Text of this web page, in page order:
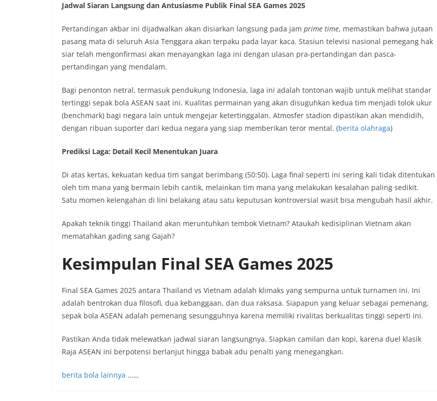
Jadwal Siaran Langsung dan Antusiasme Publik Final SEA Games 2025
Pertandingan akbar ini dijadwalkan akan disiarkan langsung pada jam prime time, memastikan bahwa jutaan
pasang mata di seluruh Asia Tenggara akan terpaku pada layar kaca. Stasiun televisi nasional pemegang hak
siar telah mengonfirmasi akan menayangkan laga ini dengan ulasan pra-pertandingan dan pasca-
pertandingan yang mendalam.
Bagi penonton netral, termasuk pendukung Indonesia, laga ini adalah tontonan wajib untuk melihat standar
tertinggi sepak bola ASEAN saat ini. Kualitas permainan yang akan disuguhkan kedua tim menjadi tolok ukur
(benchmark) bagi negara lain untuk mengejar ketertinggalan. Atmosfer stadion dipastikan akan mendidih,
dengan ribuan suporter dari kedua negara yang siap memberikan teror mental. (berita olahraga)
Prediksi Laga: Detail Kecil Menentukan Juara
Di atas kertas, kekuatan kedua tim sangat berimbang (50:50). Laga final seperti ini sering kali tidak ditentukan
oleh tim mana yang bermain lebih cantik, melainkan tim mana yang melakukan kesalahan paling sedikit.
Satu momen kelengahan di lini belakang atau satu keputusan kontroversial wasit bisa mengubah hasil akhir.
Apakah teknik tinggi Thailand akan meruntuhkan tembok Vietnam? Ataukah kedisiplinan Vietnam akan
mematahkan gading sang Gajah?
Kesimpulan Final SEA Games 2025
Final SEA Games 2025 antara Thailand vs Vietnam adalah klimaks yang sempurna untuk turnamen ini. Ini
adalah bentrokan dua filosofi, dua kebanggaan, dan dua raksasa. Siapapun yang keluar sebagai pemenang,
sepak bola ASEAN adalah pemenang sesungguhnya karena memiliki rivalitas berkualitas tinggi seperti ini.
Pastikan Anda tidak melewatkan jadwal siaran langsungnya. Siapkan camilan dan kopi, karena duel klasik
Raja ASEAN ini berpotensi berlanjut hingga babak adu penalti yang menegangkan.
berita bola lainnya ……